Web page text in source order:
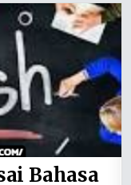
Bahasa